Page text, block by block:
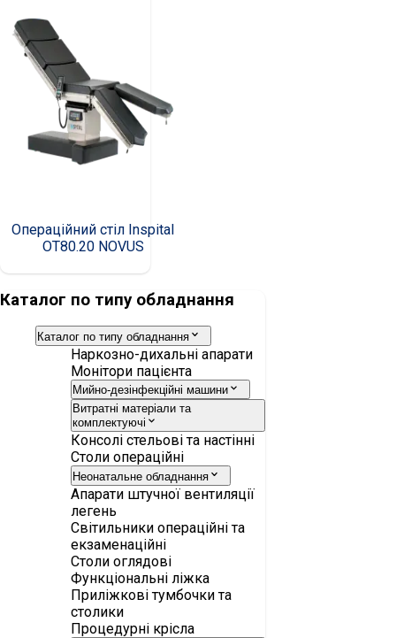
Операційний стіл Inspital
OT80.20 NOVUS
Каталог по типу обладнання
Каталог по типу обладнання
Наркозно-дихальні апарати
Монітори пацієнта
Мийно-дезінфекційні машини
Витратні матеріали та
комплектуючі
Консолі стельові та настінні
Столи операційні
Неонатальне обладнання
Апарати штучної вентиляції
легень
Світильники операційні та
екзаменаційні
Столи оглядові
Функціональні ліжка
Приліжкові тумбочки та
столики
Процедурні крісла